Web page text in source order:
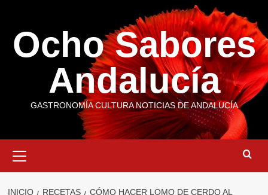
contenido
Ocho Sabores
Andalucía
GASTRONOMÍA CULTURA NOTICIAS DE ANDALUCÍA
primario
INICIO RECETAS
CÓMO HACER LOMO DE CERDO AL